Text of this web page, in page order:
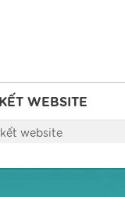
WEBSITE
website